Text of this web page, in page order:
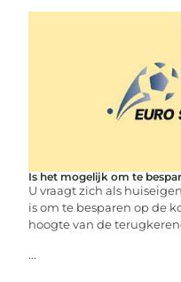
Is het mogelijk om te
U vraagt zich als
is om te besparen op de
hoogte van de
...